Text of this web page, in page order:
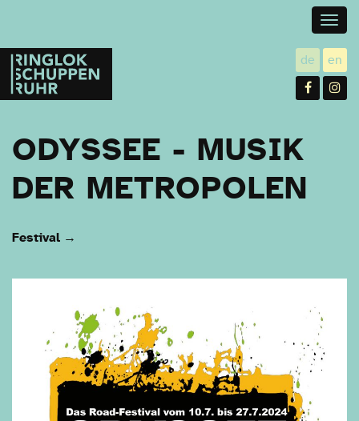
Ringlokschuppen
Ruhr
de utsch
en
ODYSSEE - MUSIK
DER METROPOLEN
Festival →